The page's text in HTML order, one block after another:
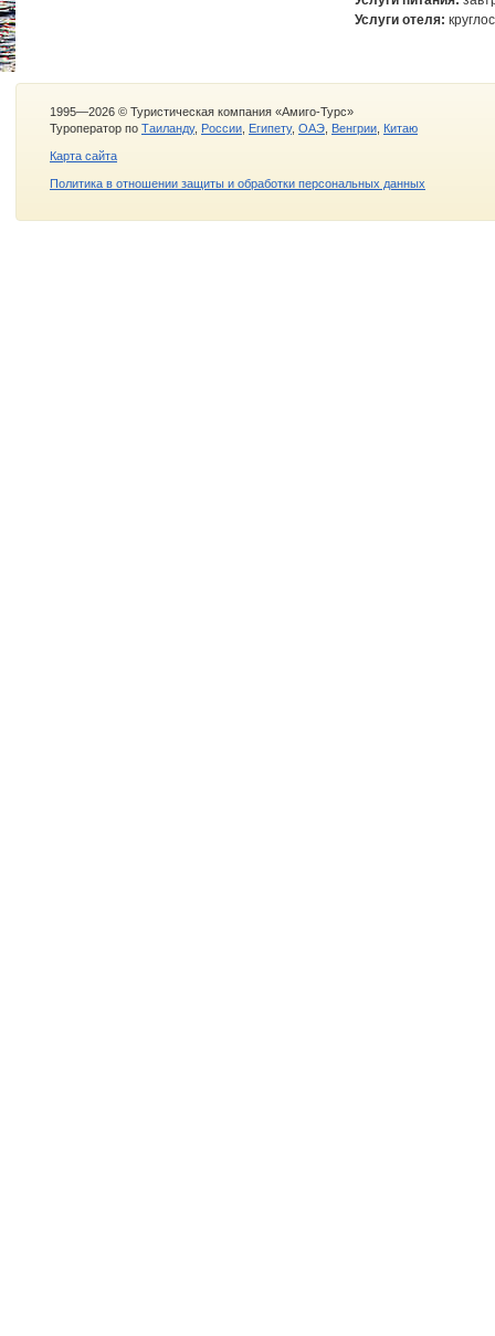
Услуги отеля:
1995—2026 © Туристическая компания «Амиго-Турс»
Туроператор по Таиланду, России Египету, ОАЭ Венгрии Китаю
Карта сайта
Политика в отношении защиты и обработки персональных данных